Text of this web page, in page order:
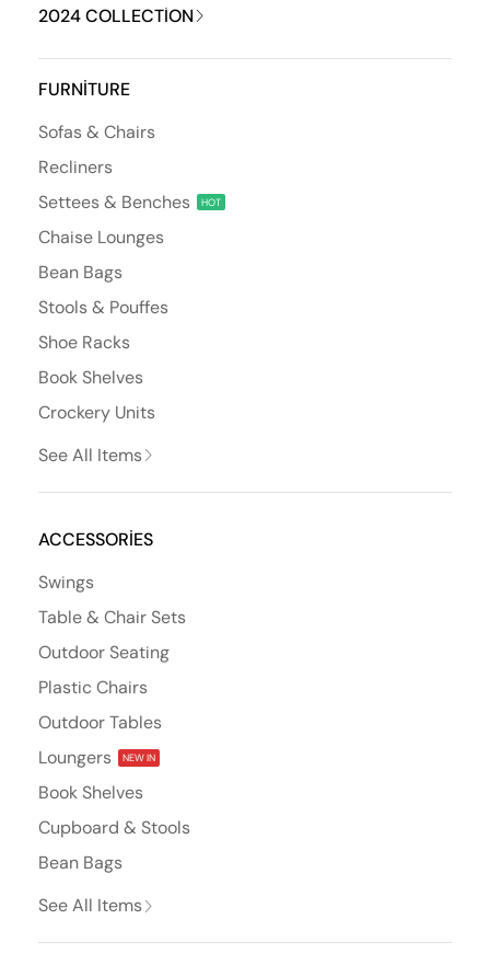
2024 COLLECTION
FURNITURE
Sofas & Chairs
Recliners
Settees & Benches
HOT
Chaise Lounges
Bean Bags
Stools & Pouffes
Shoe Racks
Book Shelves
Crockery Units
See All Items
ACCESSORIES
Swings
Table & Chair Sets
Outdoor Seating
Plastic Chairs
Outdoor Tables
Loungers
NEW IN
Book Shelves
Cupboard & Stools
Bean Bags
See All Items